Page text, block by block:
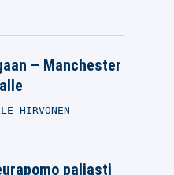
– Manchester
HIRVONEN
paljasti